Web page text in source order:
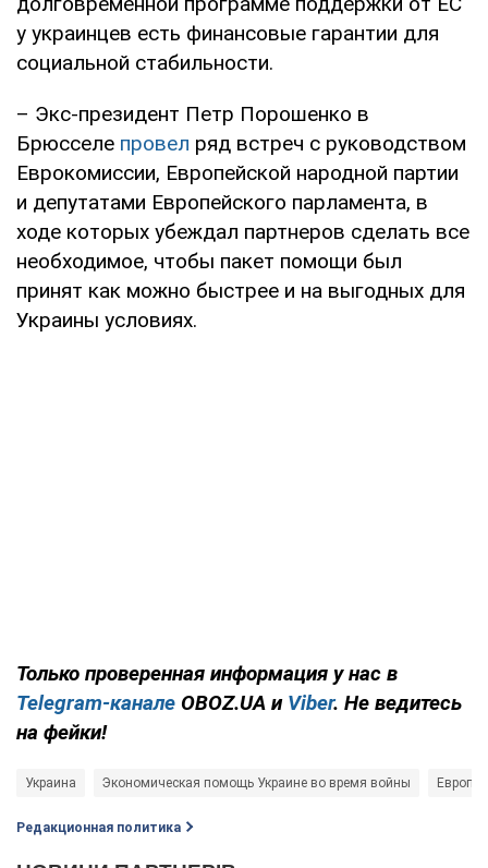
у украинцев есть финансовые гарантии для
социальной стабильности.
– Экс-президент Петр Порошенко в
Брюсселе провел ряд встреч с руководством
Еврокомиссии, Европейской народной партии
и депутатами Европейского парламента, в
ходе которых убеждал партнеров сделать все
необходимое, чтобы пакет помощи был
принят как можно быстрее и на выгодных для
Украины условиях.
Только проверенная информация у нас в
Telegram-канале OBOZ.UA и Viber. Не ведитесь
на фейки!
Украина Экономическая помощь Украине во время войны
Редакционная политика